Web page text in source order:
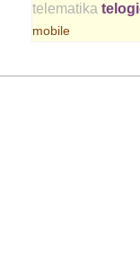
telematika
mobile